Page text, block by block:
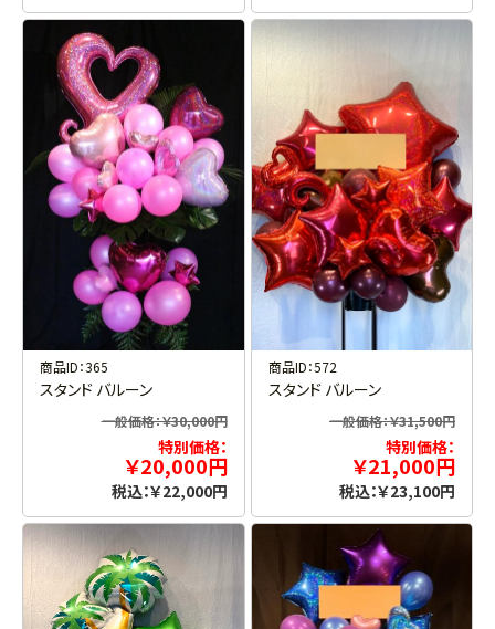
商品ID：365
スタンド バルーン
一般価格：￥30,000円
特別価格：
￥20,000円
税込：￥22,000円
商品ID：572
スタンド バルーン
一般価格：￥31,500円
特別価格：
￥21,000円
税込：￥23,100円
お買い物を続ける カートへ進む